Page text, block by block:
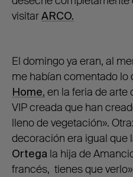
visitarARCO.
El domingo ya eran, al
me habían comentado lo
Home, en la feria de arte
VIP creada que han
lleno de vegetación».
decoración era igual que
Ortega la hija de
francés, tienes que